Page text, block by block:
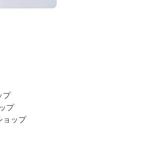
プ
プ
ョップ